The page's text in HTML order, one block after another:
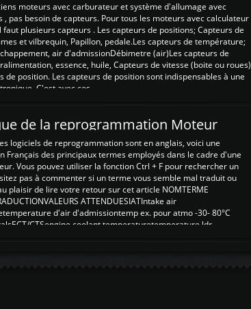
moteurs avec carburateur et système d'allumage avec
, pas besoin de capteurs. Pour tous les moteurs avec calculateur
plusieurs capteurs . Les capteurs de positions; Capteurs de
et vilbrequin, Papillon, pedale.Les capteurs de température;
air d'admissionDébimetre (air)Les capteurs de
essence, huile, Capteurs de vitesse (boite ou roues)
de position. Les capteurs de position sont indispensables à une
C'est avec ces ...
de la reprogrammation Moteur
logiciels de reprogrammation sont en anglais, voici une
Français des principaux termes employés dans le cadre d'une
Vous pouvez utiliser la fonction Ctrl + F pour rechercher un
pas à commenter si un terme vous semble mal traduit ou
plaisir de lire votre retour sur cet article NOMTERME
ATTENDUESIATIntake air
d'air d'admissiontemp ex. pour atmo -30- 80°C
CTSengine coolant temperaturetemperature ldr